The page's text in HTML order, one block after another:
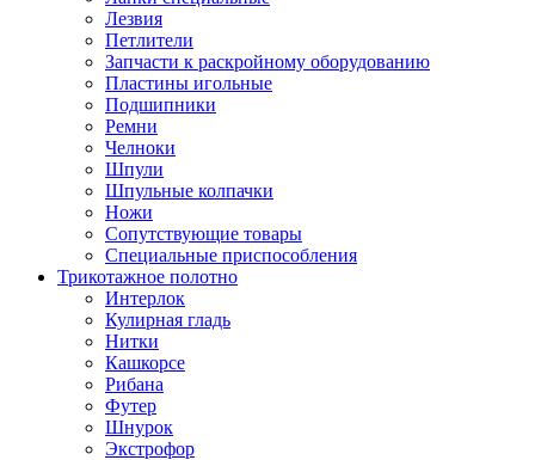
Лезвия
Петлители
Запчасти к раскройному оборудованию
Пластины игольные
Подшипники
Ремни
Челноки
Шпули
Шпульные колпачки
Ножи
Сопутствующие товары
Специальные приспособления
Трикотажное полотно
Интерлок
Кулирная гладь
Нитки
Кашкорсе
Рибана
Футер
Шнурок
Экстрофор